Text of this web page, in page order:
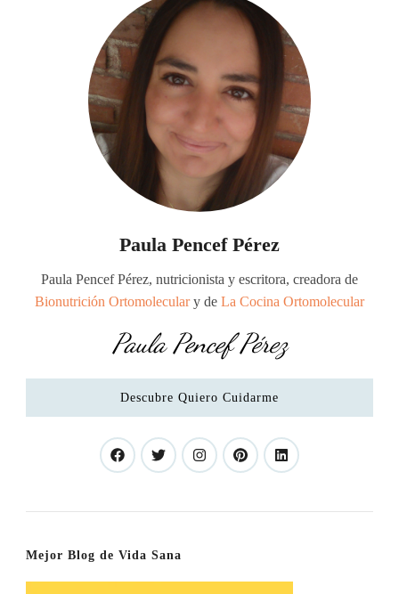
Paula Pencef Pérez
Paula Pencef Pérez, nutricionista y escritora, creadora de
Bionutrición Ortomoleculary de La Cocina Ortomolecular
Paula Pencef Pérez
Descubre Quiero Cuidarme
Mejor Blog de Vida Sana